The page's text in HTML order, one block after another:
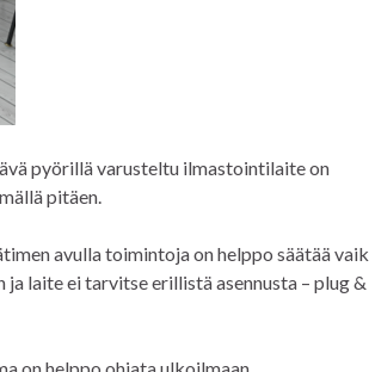
pyörillä varusteltu ilmastointilaite on
pitäen.
avulla toimintoja on helppo säätää
laite ei tarvitse erillistä asennusta – plug